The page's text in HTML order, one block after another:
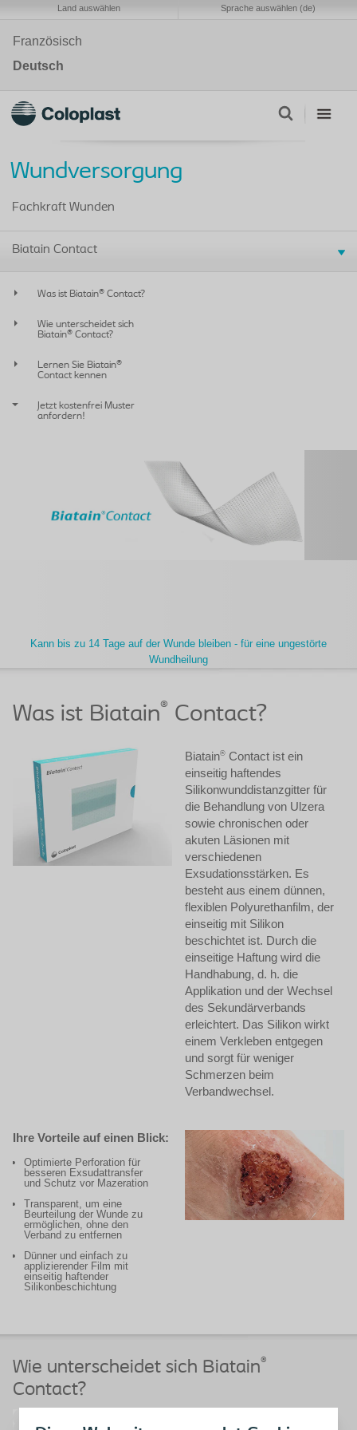
Land auswählen Sprache auswählen (de)
Französisch
Deutsch
Wundversorgung
Fachkraft Wunden
Biatain Contact
Was ist Biatain® Contact?
Wie unterscheidet sich
Biatain® Contact?
Lernen Sie Biatain®
Contact kennen
Jetzt kostenfrei Muster
anfordern!
Kann bis zu 14 Tage auf der Wunde bleiben - für eine ungestörte
Wundheilung
Was ist Biatain® Contact?
Biatain® Contact ist ein
einseitig haftendes
Silikonwunddistanzgitter für
die Behandlung von Ulzera
sowie chronischen oder
akuten Läsionen mit
verschiedenen
Exsudationsstärken. Es
besteht aus einem dünnen,
flexiblen Polyurethanfilm, der
einseitig mit Silikon
beschichtet ist. Durch die
einseitige Haftung wird die
Handhabung, d. h. die
Applikation und der Wechsel
des Sekundärverbands
erleichtert. Das Silikon wirkt
einem Verkleben entgegen
und sorgt für weniger
Schmerzen beim
Verbandwechsel.
Ihre Vorteile auf einen Blick:
Optimierte Perforation für
besseren Exsudattransfer
und Schutz vor Mazeration
Transparent, um eine
Beurteilung der Wunde zu
ermöglichen, ohne den
Verband zu entfernen
Dünner und einfach zu
applizierender Film mit
einseitig haftender
Silikonbeschichtung
Wie unterscheidet sich Biatain®
Contact?